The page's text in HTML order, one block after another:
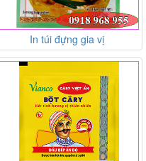
In túi đựng gia vị